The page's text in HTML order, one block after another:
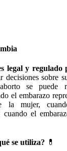
legal y regulado
decisiones sobre
se puede
el embarazo
mujer,
cuando el
se utiliza? 💊